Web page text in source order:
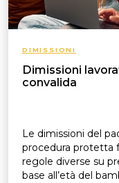
DIMISSIONI
Dimissioni
convalida
Le dimissioni del
procedura protetta
regole diverse su
base all’età del